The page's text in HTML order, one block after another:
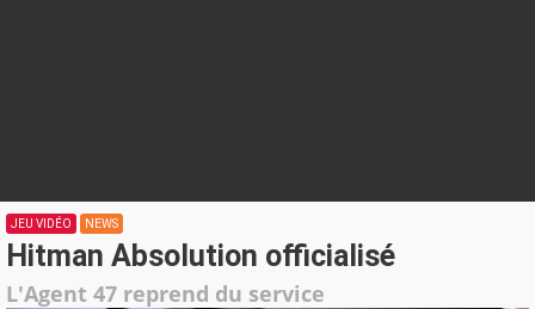
JEU VIDÉO NEWS
Hitman Absolution officialisé
L'Agent 47 reprend du service